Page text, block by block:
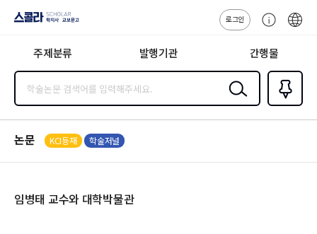
지사·교보문고
로그인
센
주제분류 발행기관 간행물
검색
즐겨찾
기0
논문 KCI등재 학술저널
임병태 교수와 대학박물관